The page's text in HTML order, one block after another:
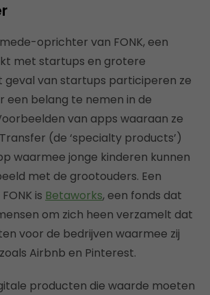
oprichter van FONK, een
met startups en grotere
geval van startups participeren ze
een belang te nemen in de
van apps waaraan ze
(de ‘specialty products’)
waarmee jonge kinderen kunnen
met de grootouders. Een
is Betaworks, een fonds dat
om zich heen verzamelt dat
voor de bedrijven waarmee zij
Airbnb en Pinterest.
producten die waarde moeten